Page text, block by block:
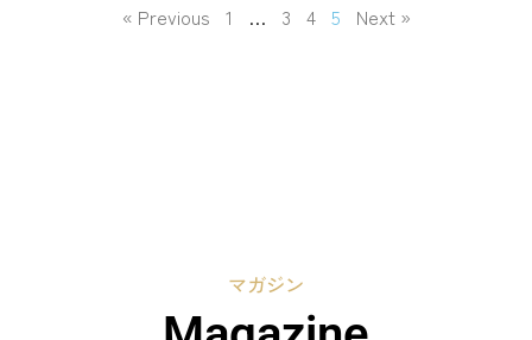
« Previous 1 … 3 4 5 Next »
マガジン